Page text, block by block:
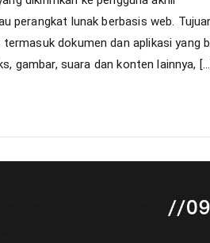
perangkat lunak berbasis web.
dokumen dan aplikasi yang
gambar, suara dan konten lainnya,